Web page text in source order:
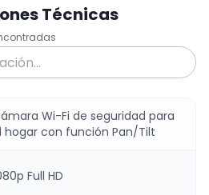
Técnicas
Wi-Fi de seguridad para
hogar con función Pan/Tilt
Full HD